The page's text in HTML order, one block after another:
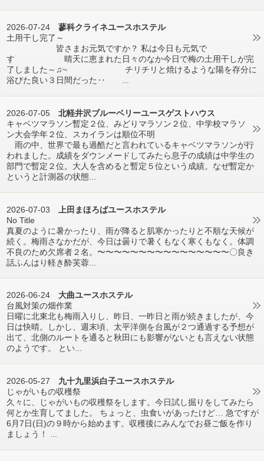
2026-07-24 蓼科クライネユースホステル
土用干し完了～
皆さまお元気ですか？ 私は今日も元気で
す 晴天に恵まれた日々のなか今日で梅の土用干しが完
了しました～♫~ チリチリと焼けるような陽を存分に
浴びた良い３日間だった‥ ...
2026-07-05 北軽井沢ブルーベリーユースゲストハウス
キャベツマラソン暫定２位、みどりマラソン２位、中学校マラソ
ン大会学年２位、スカイランは順位不明
雨の中、世界で最も過酷だと言われているキャベツマラソンが行
われました。成績をダウンメードしてみたら息子の成績は中学生の
部門で暫定２位。大人を含めると暫定５位という成績。なぜ暫定か
というと計測器の状態...
2026-07-03
上田まほろばユースホステル
No Title
真夏のように暑かったり、雨が降ると肌寒かったりと不順な天候が
続く。梅雨さなかだが、今日は曇りで暑くもなく寒くもなく。体調
不良のため欠席者２名。〜〜〜〜〜〜〜〜〜〜〜〜〜〜〜〜〇良き
話ふんはり軽き酔芙蓉...
2026-06-24 大曲ユースホステル
台風対策の畑作業
日曜に北東北も梅雨入りし、昨日、一昨日と雨が続きましたが、今
日は快晴。しかし、週末頃、太平洋側を台風が２つ通過する予想が
出て、北側のルートを通ると秋田にも影響がないとも言えない状態
のようです。 とい...
2026-05-27 九十九里浜白子ユースホステル
じゃがいもの収穫祭
久々に、じゃがいもの収穫祭をします。今日試し掘りをしてみたら
何とか生育してました。 ちょっと、虫食いがあったけど… 急ですが
6月7日(日)の９時から始めます。収穫後にみんなでお昼ご飯を作り
ましょう！ ...